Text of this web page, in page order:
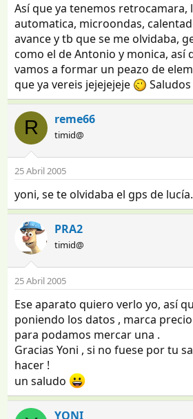
Así que ya tenemos retrocamara,
automatica, microondas,
avance y tb que se me olvidaba,
como el de Antonio y monica, así
vamos a formar un peazo de
que ya vereis jejejejeje
R reme66
timid@
25 Abril 2005
yoni, se te olvidaba el gps de lucía.
PRA2
timid@
25 Abril 2005
Ese aparato quiero verlo yo, así
poniendo los datos , marca
para podamos mercar una .
Gracias Yoni , si no fuese por tu
hacer !
un saludo
YONI